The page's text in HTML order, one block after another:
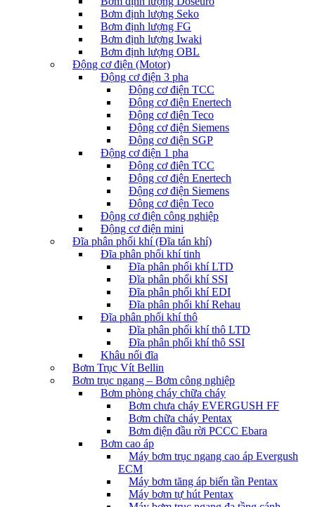
Bơm định lượng Seko
Bơm định lượng FG
Bơm định lượng Iwaki
Bơm định lượng OBL
Động cơ điện (Motor)
Động cơ điện 3 pha
Động cơ điện TCC
Động cơ điện Enertech
Động cơ điện Teco
Động cơ điện Siemens
Động cơ điện SGP
Động cơ điện 1 pha
Động cơ điện TCC
Động cơ điện Enertech
Động cơ điện Siemens
Động cơ điện Teco
Động cơ điện công nghiệp
Động cơ điện mini
Đĩa phân phối khí (Đĩa tán khí)
Đĩa phân phối khí tinh
Đĩa phân phối khí LTD
Đĩa phân phối khí SSI
Đĩa phân phối khí EDI
Đĩa phân phối khí Rehau
Đĩa phân phối khí thô
Đĩa phân phối khí thô LTD
Đĩa phân phối khí thô SSI
Khâu nối đĩa
Bơm Trục Vít Bellin
Bơm trục ngang – Bơm công nghiệp
Bơm phòng cháy chữa cháy
Bơm chưa cháy EVERGUSH FF
Bơm chữa cháy Pentax
Bơm điện đầu rời PCCC Ebara
Bơm cao áp
Máy bơm trục ngang cao áp Evergush
ECM
Máy bơm tăng áp biến tần Pentax
Máy bơm tự hút Pentax